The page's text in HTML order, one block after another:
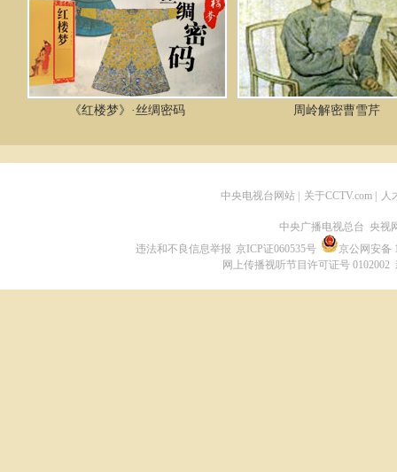
《红楼梦》·丝绸密码 周岭解密曹雪芹
中央电视台网站 | 关于CCTV.com | 人
中央广播电视总台 央视
违法和不良信息举报 京ICP证060535号
京公网安备
网上传播视听节目许可证号 0102002